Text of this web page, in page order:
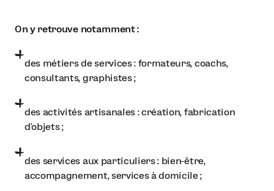
On y retrouve notamment :
des métiers de services : formateurs, coachs,
consultants, graphistes ;
des activités artisanales : création, fabrication
d'objets ;
des services aux particuliers : bien-être,
accompagnement, services à domicile ;